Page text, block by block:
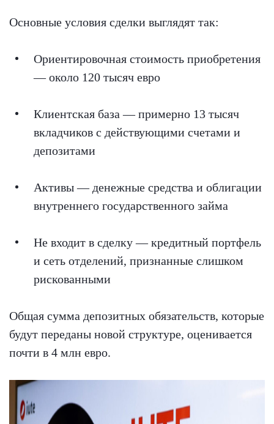
Основные условия сделки выглядят так:
Ориентировочная стоимость приобретения
— около 120 тысяч евро
Клиентская база — примерно 13 тысяч
вкладчиков с действующими счетами и
депозитами
Активы — денежные средства и облигации
внутреннего государственного займа
Не входит в сделку — кредитный портфель
и сеть отделений, признанные слишком
рискованными
Общая сумма депозитных обязательств, которые
будут переданы новой структуре, оценивается
почти в 4 млн евро.